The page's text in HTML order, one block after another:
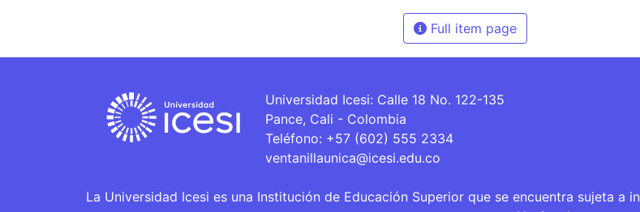
Full item page
Universidad Icesi: Calle 18 No. 122-135
Pance, Cali - Colombia
Teléfono: +57 (602) 555 2334
ventanillaunica@icesi.edu.co
La Universidad Icesi es una Institución de Educación Superior que se encuentra sujeta a